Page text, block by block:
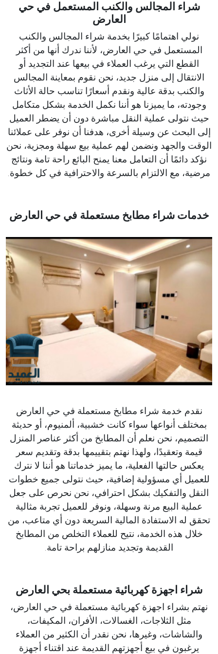
شراء المجالس والكنب المستعمل في حي
العارض
نولي اهتمامًا كبيرًا بخدمة شراء المجالس والكنب
المستعمل في حي العارض، لأننا ندرك أنها من أكثر
القطع التي يرغب العملاء في بيعها عند التجديد أو
الانتقال إلى منزل جديد، نحن نقوم بمعاينة المجالس
والكنب بدقة عالية ونقدم أسعارًا تناسب حالة الأثاث
وجودته، ما يميزنا هو أننا نكمل الخدمة بشكل متكامل
حيث نتولى عملية النقل مباشرة دون أن يضطر العميل
إلى البحث عن وسيلة أخرى، هدفنا أن نوفر على عملائنا
الوقت والجهد ونضمن لهم عملية بيع سهلة ومجزية، نحن
نؤكد دائمًا أن التعامل معنا يمنح البائع راحة تامة ونتائج
مرضية، مع الالتزام بالسرعة والاحترافية في كل خطوة.
خدمات شراء مطابخ مستعملة في حي العارض
نقدم خدمة شراء مطابخ مستعملة في حي العارض
بمختلف أنواعها سواء كانت خشبية، ألمنيوم، أو حديثة
التصميم، نحن نعلم أن المطابخ من أكثر عناصر المنزل
قيمة وتعقيدًا، ولهذا نهتم بتقييمها بدقة وتقديم سعر
يعكس حالتها الفعلية، ما يميز خدماتنا هو أننا لا نترك
للعميل أي مسؤولية إضافية، حيث نتولى جميع خطوات
النقل والتفكيك بشكل احترافي، نحن نحرص على جعل
عملية البيع مرنة وسهلة، ونوفر للعميل تجربة مثالية
تحقق له الاستفادة المالية السريعة دون أي متاعب، من
خلال هذه الخدمة، نتيح للعملاء التخلص من المطابخ
القديمة وتجديد منازلهم براحة تامة.
شراء اجهزة كهربائية مستعملة بحي العارض
نهتم بشراء اجهزة كهربائية مستعملة في حي العارض،
مثل الثلاجات، الغسالات، الأفران، المكيفات،
والشاشات، وغيرها، نحن نقدر أن الكثير من العملاء
يرغبون في بيع أجهزتهم القديمة عند اقتناء أجهزة